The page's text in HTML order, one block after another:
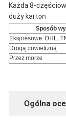
Każda 8-
duży karton
Sposób
Ekspresowe: DHL,
Drogą powietrzną
Przez morze
Ogólna